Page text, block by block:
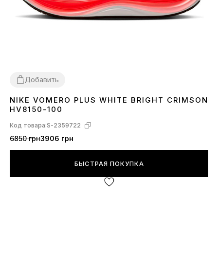
Добавить
4243 4445
NIKE VOMERO PLUS WHITE BRIGHT CRIMSON
HV8150-100
Код товара:S-2359722
6850 грн3906 грн
БЫСТРАЯ ПОКУПКА